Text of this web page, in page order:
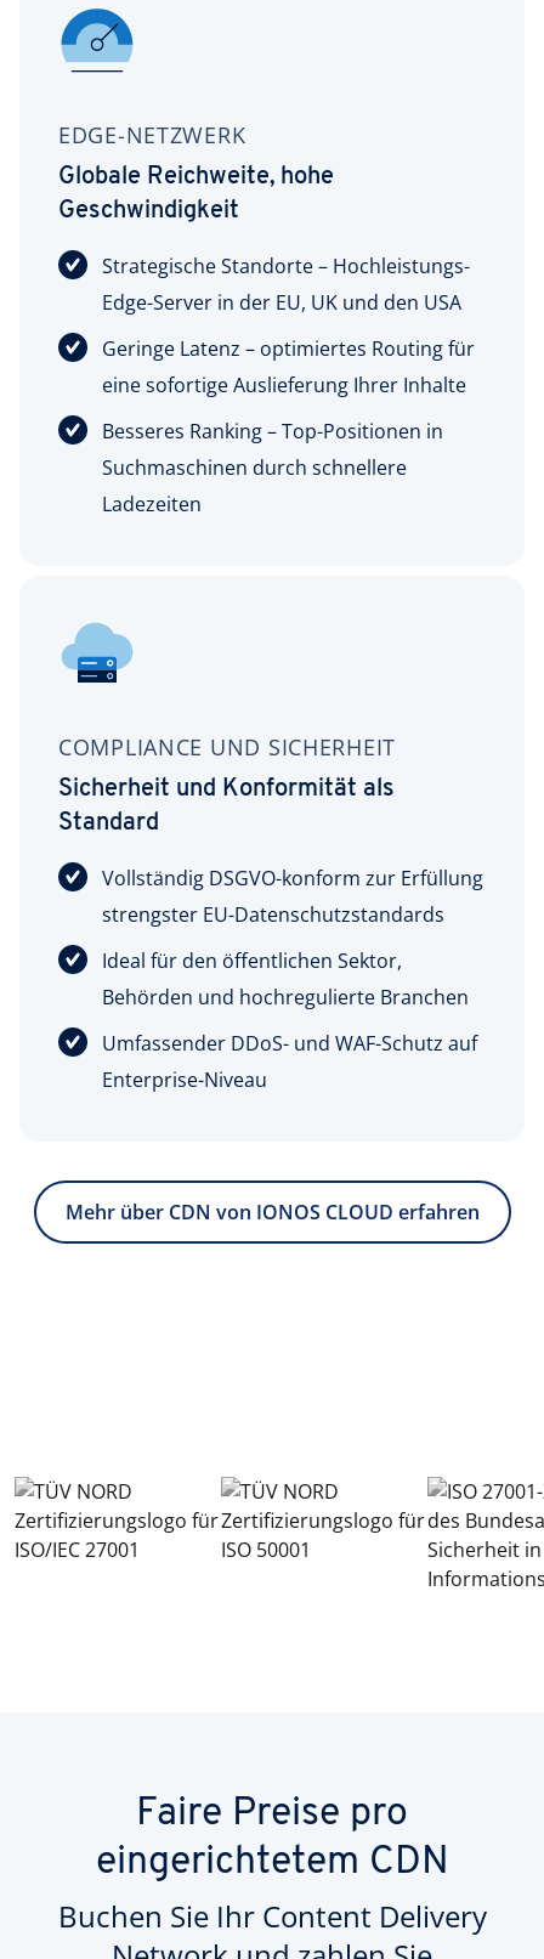
EDGE-NETZWERK
Globale Reichweite, hohe
Geschwindigkeit
Strategische Standorte – Hochleistungs-
Edge-Server in der EU, UK und den USA
Geringe Latenz – optimiertes Routing für
eine sofortige Auslieferung Ihrer Inhalte
Besseres Ranking – Top-Positionen in
Suchmaschinen durch schnellere
Ladezeiten
COMPLIANCE UND SICHERHEIT
Sicherheit und Konformität als
Standard
Vollständig DSGVO-konform zur Erfüllung
strengster EU-Datenschutzstandards
Ideal für den öffentlichen Sektor,
Behörden und hochregulierte Branchen
Umfassender DDoS- und WAF-Schutz auf
Enterprise-Niveau
Mehr über CDN von IONOS CLOUD erfahren
Faire Preise pro
eingerichtetem CDN
Buchen Sie Ihr Content Delivery